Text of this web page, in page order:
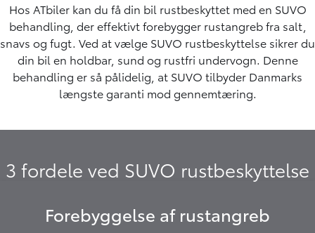
Hos ATbiler kan du få din bil rustbeskyttet med en SUVO
behandling, der effektivt forebygger rustangreb fra salt,
snavs og fugt. Ved at vælge SUVO rustbeskyttelse sikrer du
din bil en holdbar, sund og rustfri undervogn. Denne
behandling er så pålidelig, at SUVO tilbyder Danmarks
længste garanti mod gennemtæring.
3 fordele ved SUVO rustbeskyttelse
Forebyggelse af rustangreb